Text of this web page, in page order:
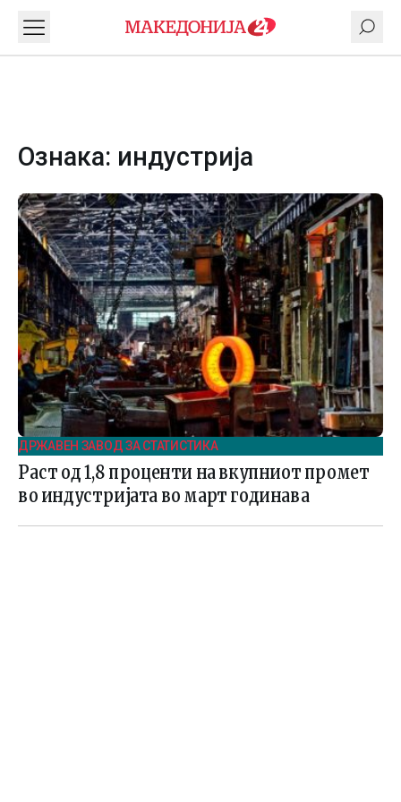
Ознака: индустрија
ДРЖАВЕН ЗАВОД ЗА СТАТИСТИКА
Раст од 1,8 проценти на вкупниот промет
во индустријата во март годинава